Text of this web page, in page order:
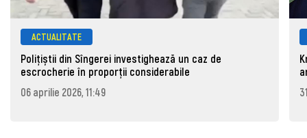
ACTUALITATE
Polițiștii din Sîngerei investighează un caz de
escrocherie în proporții considerabile
06 aprilie 2026, 11:49